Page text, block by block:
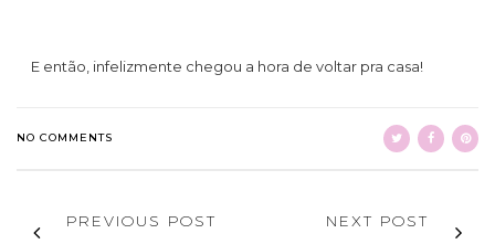
E então, infelizmente chegou a hora de voltar pra casa!
NO COMMENTS
PREVIOUS POST NEXT POST